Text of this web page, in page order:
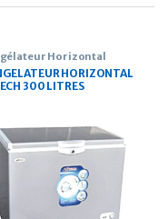
Horizontal
HORIZONTAL
300 LITRES